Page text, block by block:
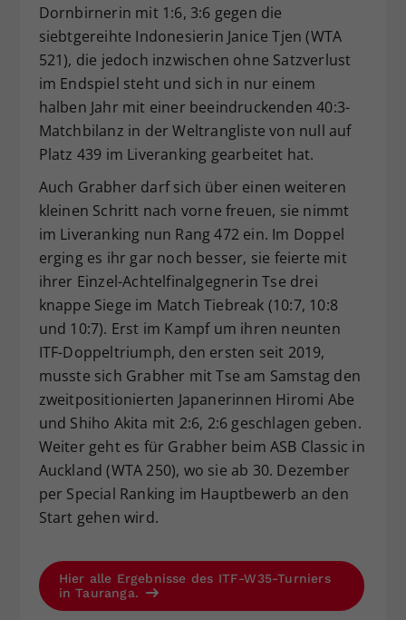
Dornbirnerin mit 1:6, 3:6 gegen die
siebtgereihte Indonesierin Janice Tjen (WTA
521), die jedoch inzwischen ohne Satzverlust
im Endspiel steht und sich in nur einem
halben Jahr mit einer beeindruckenden 40:3-
Matchbilanz in der Weltrangliste von null auf
Platz 439 im Liveranking gearbeitet hat.
Auch Grabher darf sich über einen weiteren
kleinen Schritt nach vorne freuen, sie nimmt
im Liveranking nun Rang 472 ein. Im Doppel
erging es ihr gar noch besser, sie feierte mit
ihrer Einzel-Achtelfinalgegnerin Tse drei
knappe Siege im Match Tiebreak (10:7, 10:8
und 10:7). Erst im Kampf um ihren neunten
ITF-Doppeltriumph, den ersten seit 2019,
musste sich Grabher mit Tse am Samstag den
zweitpositionierten Japanerinnen Hiromi Abe
und Shiho Akita mit 2:6, 2:6 geschlagen geben.
Weiter geht es für Grabher beim ASB Classic in
Auckland (WTA 250), wo sie ab 30. Dezember
per Special Ranking im Hauptbewerb an den
Start gehen wird.
Hier alle Ergebnisse des ITF-W35-Turniers
in Tauranga.